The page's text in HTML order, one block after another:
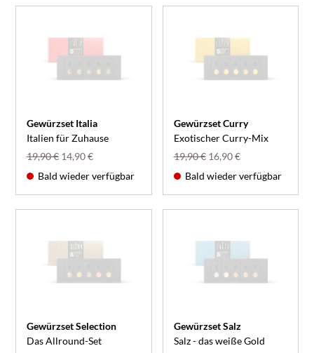
Gewürzset Italia
Italien für Zuhause
19,90 €14,90 €
Bald wieder verfügbar
Gewürzset Curry
Exotischer Curry-Mix
19,90 €16,90 €
Bald wieder verfügbar
Gewürzset Selection
Das Allround-Set
Gewürzset Salz
Salz - das weiße Gold